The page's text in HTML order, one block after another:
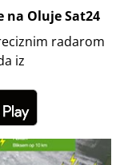
na Oluje Sat24
radarom
iz